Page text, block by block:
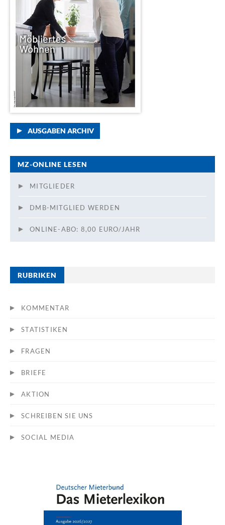
AUSGABEN ARCHIV
MZ-ONLINE LESEN
MITGLIEDER
DMB-MITGLIED WERDEN
ONLINE-ABO: 8,00 EURO/JAHR
RUBRIKEN
KOMMENTAR
STATISTIKEN
FRAGEN
BRIEFE
AKTION
SCHREIBEN SIE UNS
SOCIAL MEDIA